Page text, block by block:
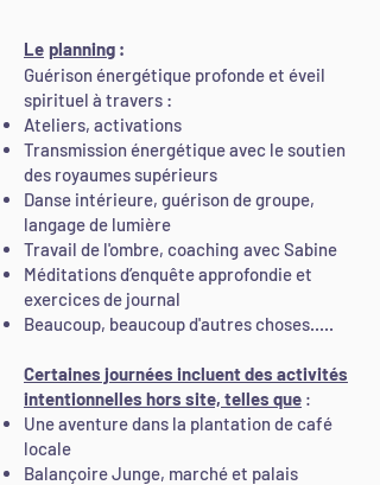
Le planning :
Guérison énergétique profonde et éveil
spirituel à travers :
Ateliers, activations
Transmission énergétique avec le soutien
des royaumes supérieurs
Danse intérieure, guérison de groupe,
langage de lumière
Travail de l'ombre, coaching avec Sabine
Méditations d’enquête approfondie et
exercices de journal
Beaucoup, beaucoup d'autres choses.....
Certaines journées incluent des activités
intentionnelles hors site, telles que :
Une aventure dans la plantation de café
locale
Balançoire Junge, marché et palais